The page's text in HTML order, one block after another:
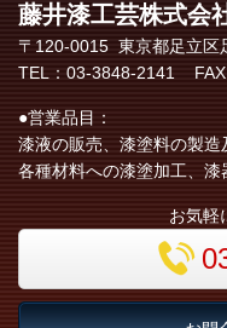
藤井漆工芸株式会
〒120-0015 東京都足立区​
TEL：03-3848-2141 FAX
●営業品目：
漆液の販売、漆塗料の製造
各種材料への漆塗加工、
お気軽